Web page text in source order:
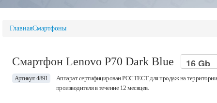
ГлавнаяСмартфоны
Смартфон Lenovo P70 Dark Blue
Артикул: 4891
Аппарат сертифицирован РОСТЕСТ для продаж на
производителя в течение 12 месяцев.